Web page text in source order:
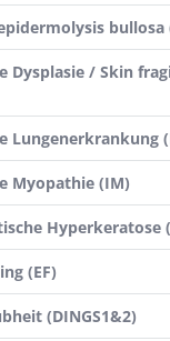
bullosa
Dysplasie / Skin
Lungenerkrankung
Myopathie (IM)
Hyperkeratose
(EF)
(DINGS1&2)